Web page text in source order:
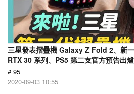
三星發表摺疊機 Galaxy Z Fold 2、新
RTX 30 系列、PS5 第二支官方預告出
# 95
2020-09-03 10:55